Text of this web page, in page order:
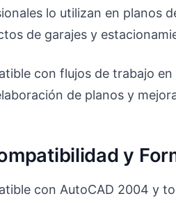
lo utilizan en planos
de garajes y
con flujos de trabajo
de planos y
y
con AutoCAD 2004 y